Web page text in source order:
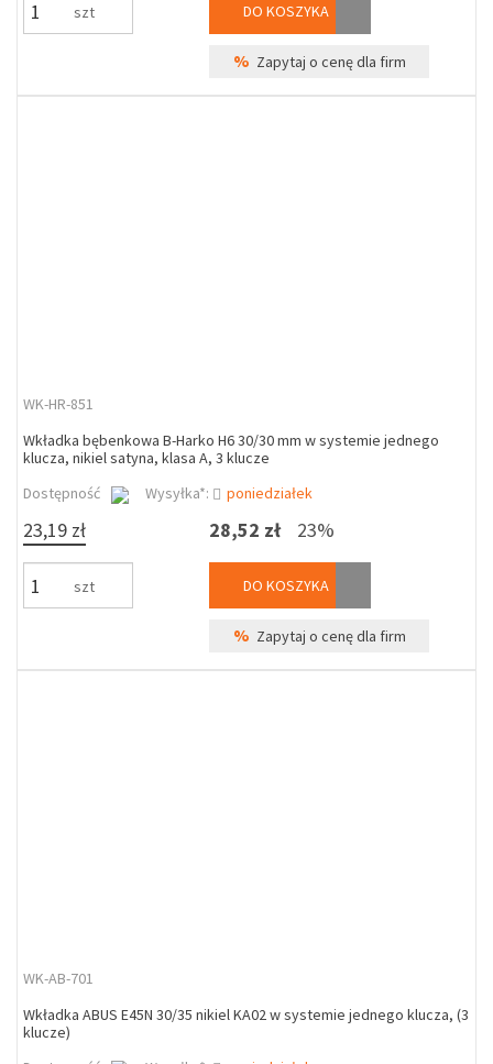
szt DO KOSZYKA
% Zapytaj o cenę dla firm
WK-HR-851
Wkładka bębenkowa B-Harko H6 30/30 mm w systemie jednego
klucza, nikiel satyna, klasa A, 3 klucze
Dostępność
Wysyłka*: poniedziałek
23,19 zł
szt
28,52 zł 23%
DO KOSZYKA
% Zapytaj o cenę dla firm
WK-AB-701
Wkładka ABUS E45N 30/35 nikiel KA02 w systemie jednego klucza, (3
klucze)